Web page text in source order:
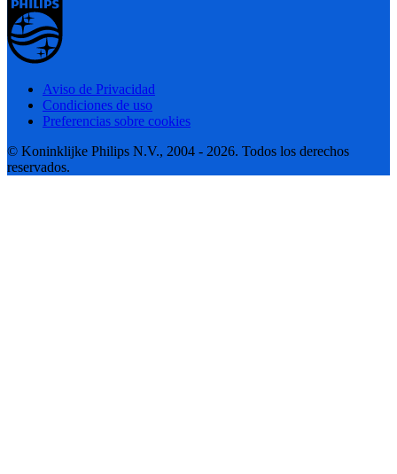
Aviso de Privacidad
Condiciones de uso
Preferencias sobre cookies
© Koninklijke Philips N.V., 2004 - 2026. Todos los derechos
reservados.